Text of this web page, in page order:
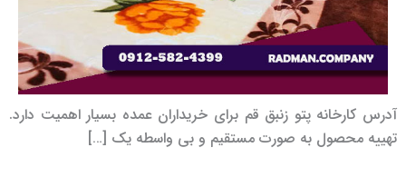
آدرس کارخانه پتو زنبق قم برای خریداران عمده بسیار اهمیت دارد.
تهییه محصول به صورت مستقیم و بی واسطه یک […]